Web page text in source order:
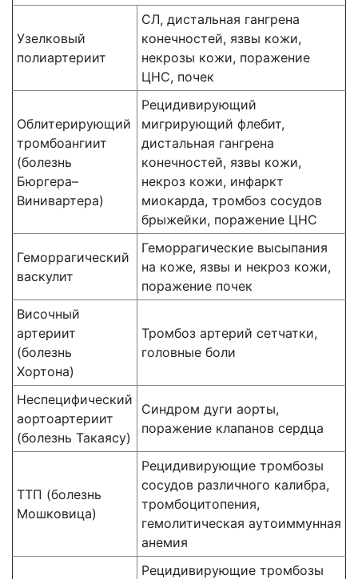
Узелковый
полиартериит
СЛ, дистальная гангрена
конечностей, язвы кожи,
некрозы кожи, поражение
ЦНС, почек
Облитерирующий
тромбоангиит
(болезнь
Бюргера–
Винивартера)
Рецидивирующий
мигрирующий флебит,
дистальная гангрена
конечностей, язвы кожи,
некроз кожи, инфаркт
миокарда, тромбоз сосудов
брыжейки, поражение ЦНС
Геморрагический
васкулит
Геморрагические высыпания
на коже, язвы и некроз кожи,
поражение почек
Височный
артериит
(болезнь
Хортона)
Тромбоз артерий сетчатки,
головные боли
Неспецифический
аортоартериит
(болезнь Такаясу)
Синдром дуги аорты,
поражение клапанов сердца
ТТП (болезнь
Мошковица)
Рецидивирующие тромбозы
сосудов различного калибра,
тромбоцитопения,
гемолитическая аутоиммунная
анемия
Рецидивирующие тромбозы